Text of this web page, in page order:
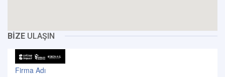
BİZE ULAŞIN
Firma Adı